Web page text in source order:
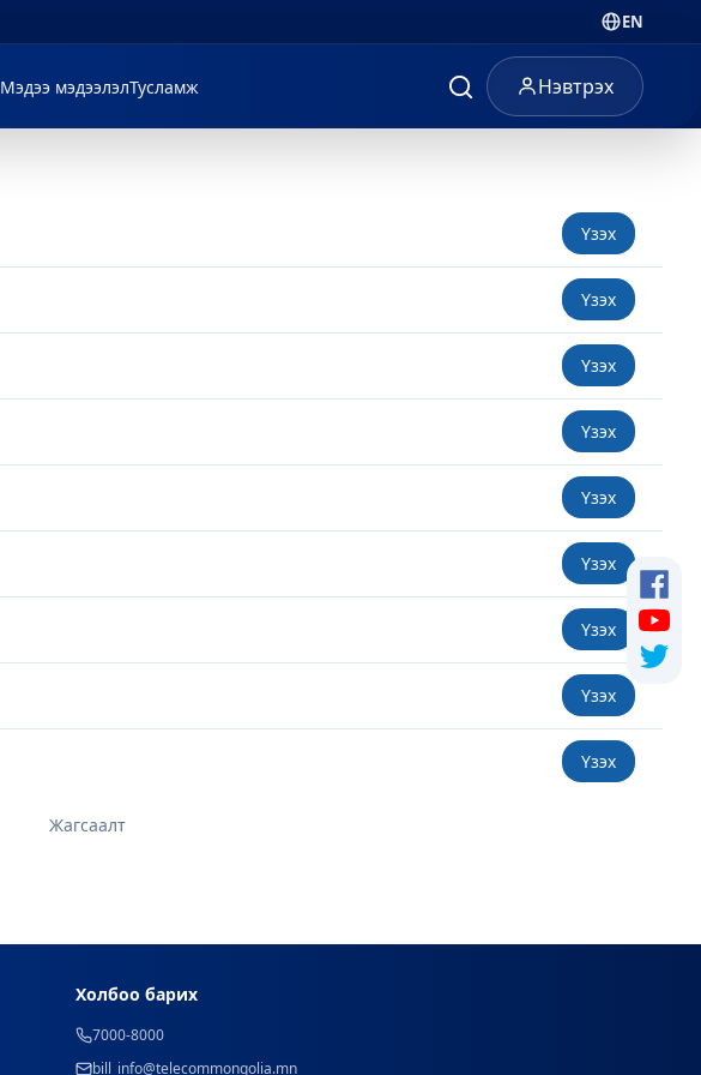
EN
Мэдээ мэдээлэлТусламж Нэвтрэх
Жагсаалт
Үзэх
Үзэх
Үзэх
Үзэх
Үзэх
Үзэх
Үзэх
Үзэх
Үзэх
Холбоо барих
7000-8000
bill_info@telecommongolia.mn